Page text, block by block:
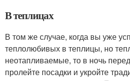
В теплицах
В том же случае, когда вы уже
теплолюбивых в теплицы, но
неотапливаемые, то в ночь
пролейте посадки и укройте